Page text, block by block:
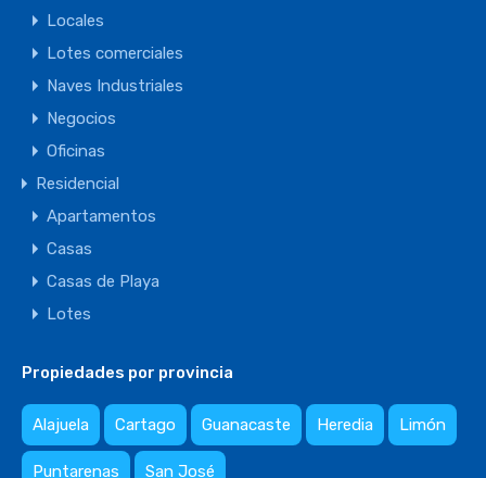
Locales
Lotes comerciales
Naves Industriales
Negocios
Oficinas
Residencial
Apartamentos
Casas
Casas de Playa
Lotes
Propiedades por provincia
Alajuela Cartago Guanacaste Heredia Limón
Puntarenas San José